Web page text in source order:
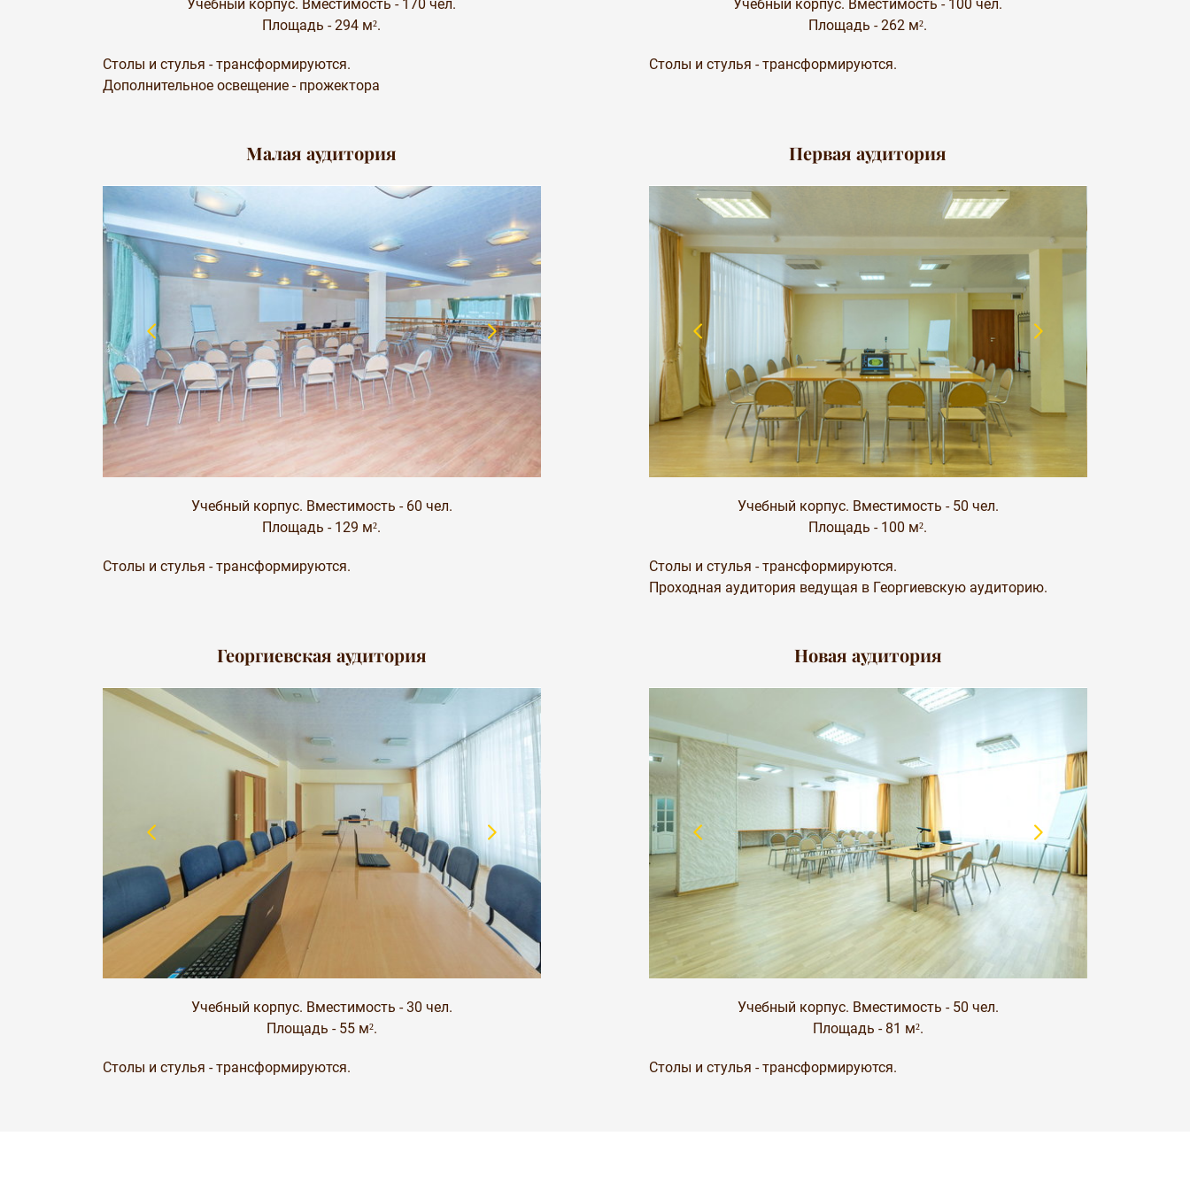
Площадь - 294 м².
Столы и стулья - трансформируются.
Дополнительное освещение - прожектора
Площадь - 262 м².
Столы и стулья - трансформируются.
Малая аудитория
Учебный корпус. Вместимость - 60 чел.
Площадь - 129 м².
Столы и стулья - трансформируются.
Первая аудитория
Учебный корпус. Вместимость - 50 чел.
Площадь - 100 м².
Столы и стулья - трансформируются.
Проходная аудитория ведущая в Георгиевскую аудиторию.
Георгиевская аудитория
Учебный корпус. Вместимость - 30 чел.
Площадь - 55 м².
Столы и стулья - трансформируются.
Новая аудитория
Учебный корпус. Вместимость - 50 чел.
Площадь - 81 м².
Столы и стулья - трансформируются.